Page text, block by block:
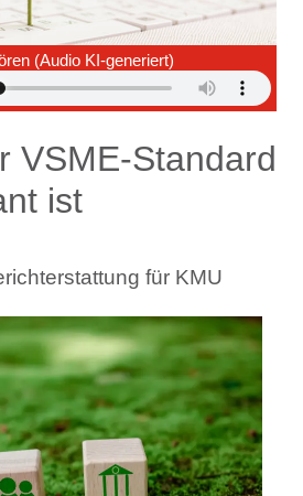
(Audio KI-generiert)
VSME-Standard
ist
für KMU